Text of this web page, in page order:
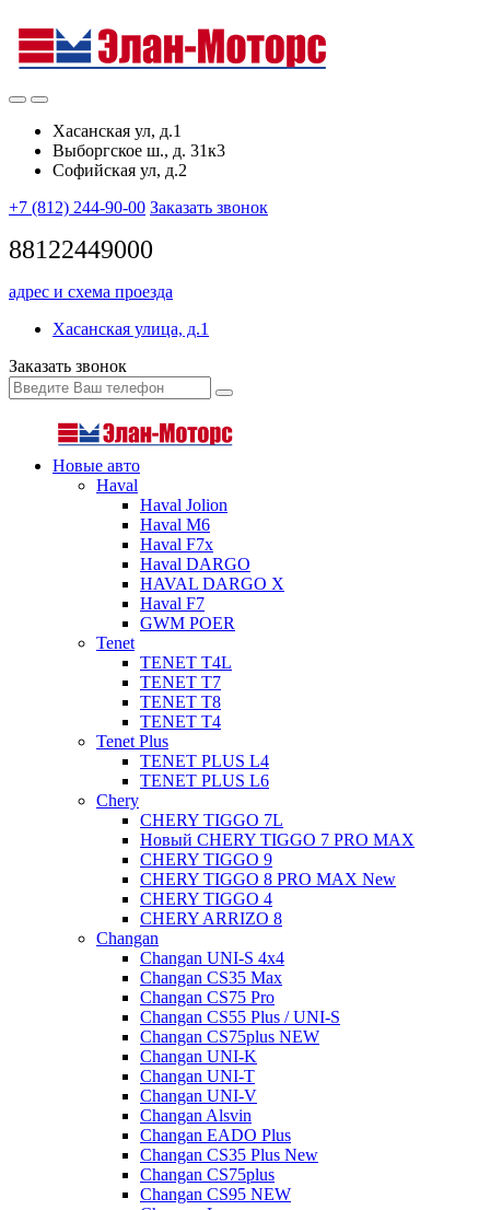
Хасанская ул, д.1
Выборгское ш., д. 31к3
Софийская ул, д.2
+7 (812) 244-90-00 Заказать звонок
88122449000
адрес и схема проезда
Хасанская улица, д.1
Заказать звонок
Новые авто
Haval
Haval Jolion
Haval M6
Haval F7x
Haval DARGO
HAVAL DARGO Х
Haval F7
GWM POER
Tenet
TENET T4L
TENET T7
TENET T8
TENET T4
Tenet Plus
TENET PLUS L4
TENET PLUS L6
Chery
CHERY TIGGO 7L
Новый CHERY TIGGO 7 PRO MAX
CHERY TIGGO 9
CHERY TIGGO 8 PRO MAX New
CHERY TIGGO 4
CHERY ARRIZO 8
Changan
Changan UNI-S 4x4
Changan CS35 Max
Changan CS75 Pro
Changan CS55 Plus / UNI-S
Changan CS75plus NEW
Changan UNI-K
Changan UNI-T
Changan UNI-V
Changan Alsvin
Changan EADO Plus
Changan CS35 Plus New
Changan CS75plus
Changan CS95 NEW